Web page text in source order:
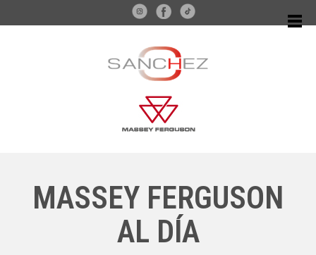
MASSEY FERGUSON
AL DÍA